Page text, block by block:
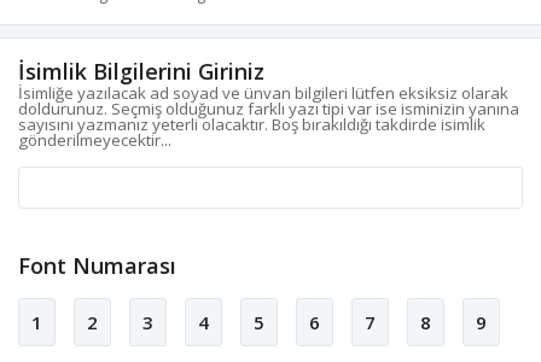
İsimlik Bilgilerini Giriniz
İsimliğe yazılacak ad soyad ve ünvan bilgileri lütfen eksiksiz olarak
doldurunuz. Seçmiş olduğunuz farklı yazı tipi var ise isminizin yanına
sayısını yazmanız yeterli olacaktır. Boş bırakıldığı takdirde isimlik
gönderilmeyecektir...
Font Numarası
1 2 3 4 5 6 7 8 9